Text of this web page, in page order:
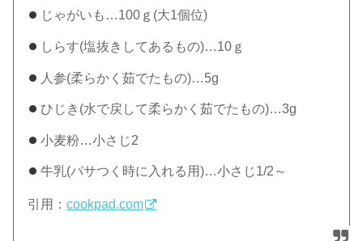
じゃがいも…100ｇ(大1個位)
しらす(塩抜きしてあるもの)…10ｇ
人参(柔らかく茹でたもの)…5g
ひじき(水で戻して柔らかく茹でたもの)…3g
小麦粉…小さじ2
牛乳(パサつく時に入れる用)…小さじ1/2～
引用：cookpad.com